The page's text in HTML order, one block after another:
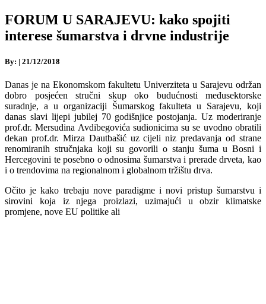
FORUM U SARAJEVU: kako spojiti
interese šumarstva i drvne industrije
By: | 21/12/2018
Danas je na Ekonomskom fakultetu Univerziteta u Sarajevu održan
dobro posjećen stručni skup oko budućnosti međusektorske
suradnje, a u organizaciji Šumarskog fakulteta u Sarajevu, koji
danas slavi lijepi jubilej 70 godišnjice postojanja. Uz moderiranje
prof.dr. Mersudina Avdibegovića sudionicima su se uvodno obratili
dekan prof.dr. Mirza Dautbašić uz cijeli niz predavanja od strane
renomiranih stručnjaka koji su govorili o stanju šuma u Bosni i
Hercegovini te posebno o odnosima šumarstva i prerade drveta, kao
i o trendovima na regionalnom i globalnom tržištu drva.
Očito je kako trebaju nove paradigme i novi pristup šumarstvu i
sirovini koja iz njega proizlazi, uzimajući u obzir klimatske
promjene, nove EU politike ali